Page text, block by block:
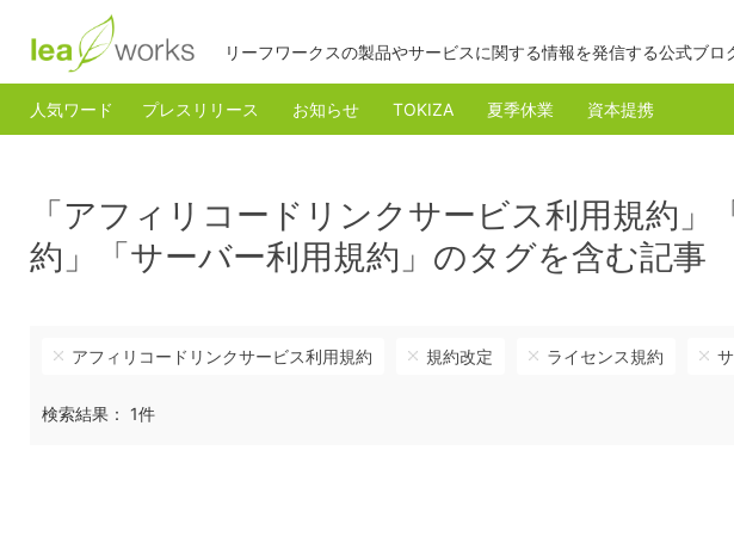
リーフワークスの製品やサービスに関する情報を発信する公式ブロ
人気ワード プレスリリース お知らせ TOKIZA 夏季休業 資本提携
「アフィリコードリンクサービス利用規約
約」「サーバー利用規約」のタグを含む記事
アフィリコードリンクサービス利用規約 規約改定 ライセンス規約
検索結果： 1件